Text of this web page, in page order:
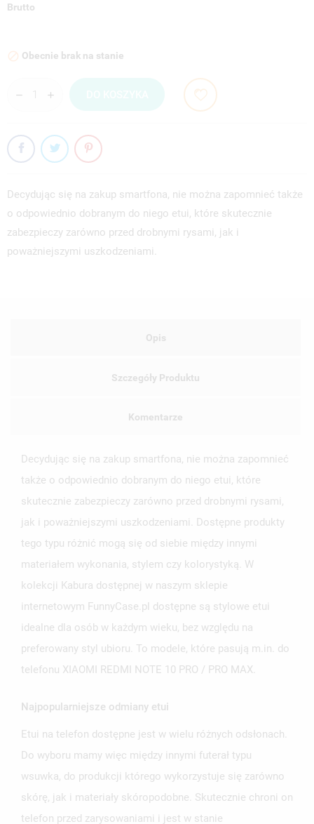
Brutto
 Obecnie brak na stanie
Decydując się na zakup smartfona, nie można zapomnieć także
o odpowiednio dobranym do niego etui, które skutecznie
zabezpieczy zarówno przed drobnymi rysami, jak i
poważniejszymi uszkodzeniami.
Opis
Szczegóły Produktu
Komentarze
Decydując się na zakup smartfona, nie można zapomnieć
także o odpowiednio dobranym do niego etui, które
skutecznie zabezpieczy zarówno przed drobnymi rysami,
jak i poważniejszymi uszkodzeniami. Dostępne produkty
tego typu różnić mogą się od siebie między innymi
materiałem wykonania, stylem czy kolorystyką. W
kolekcji Kabura dostępnej w naszym sklepie
internetowym FunnyCase.pl dostępne są stylowe etui
idealne dla osób w każdym wieku, bez względu na
preferowany styl ubioru. To modele, które pasują m.in. do
telefonu XIAOMI REDMI NOTE 10 PRO / PRO MAX.
Najpopularniejsze odmiany etui
Etui na telefon dostępne jest w wielu różnych odsłonach.
Do wyboru mamy więc między innymi futerał typu
wsuwka, do produkcji którego wykorzystuje się zarówno
skórę, jak i materiały skóropodobne. Skutecznie chroni on
telefon przed zarysowaniami i jest w stanie